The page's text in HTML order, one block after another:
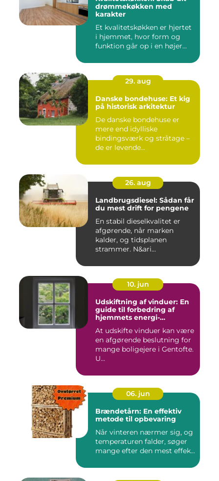
drømmekøkken med
karakter
Et kvalitetskøkken er hjertet
i hjemmet, hvor form og
funktion går op i en højer...
29. aug
Danske bondehuse: Et kig
på historisk arkitektur
De danske bondehuse er
mere end idylliske
bindingsværk og stråtage –
de er levende...
26. aug
Landbrugsdiesel: Sådan får
du mest drift for pengene
En stabil dieselkvalitet er
afgørende, når marken
kalder, og tidsplanen
strammer. N&ari...
10. jun
Udskiftning af vinduer: En
guide til forbedring af
hjemmets energi-
At udskifte vinduer kan være
en afgørende beslutning for
mange boligejere i Gentofte.
U...
06. jun
Brændetårn: En effektiv
metode til opbevaring
Når vinteren nærmer sig, og
temperaturen falder, søger
mange efter den mest effek...